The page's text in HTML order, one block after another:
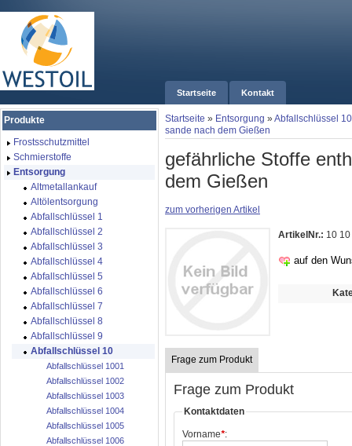
Startseite Kontakt
Startseite » Entsorgung »Abfallschlüssel 10
sande nach dem Gießen
gefährliche Stoffe
dem Gießen
zum vorherigen Artikel
ArtikelNr.: 10
auf den
Frage zum Produkt
Frage zum Produkt
Kontaktdaten
Vorname*:
Produkte
Frostsschutzmittel
Schmierstoffe
Entsorgung
Altmetallankauf
Altölentsorgung
Abfallschlüssel 1
Abfallschlüssel 2
Abfallschlüssel 3
Abfallschlüssel 4
Abfallschlüssel 5
Abfallschlüssel 6
Abfallschlüssel 7
Abfallschlüssel 8
Abfallschlüssel 9
Abfallschlüssel 10
Abfallschlüssel 1001
Abfallschlüssel 1002
Abfallschlüssel 1003
Abfallschlüssel 1004
Abfallschlüssel 1005
Abfallschlüssel 1006